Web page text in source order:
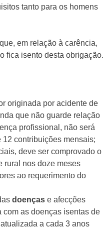
tanto para os homens
em relação à carência,
fica isento desta obrigação.
originada por acidente de
que não guarde relação
profissional, não será
contribuições mensais;
deve ser comprovado o
rural nos doze meses
ao requerimento do
doenças e afecções
com as doenças isentas de
a cada 3 anos